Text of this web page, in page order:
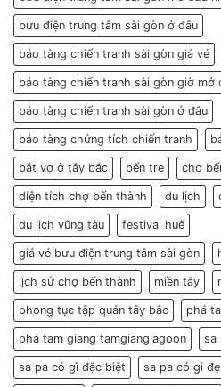
bưu điện trung tâm sài gòn ở đâu
bảo tàng chiến tranh sài gòn giá vé
bảo tàng chiến tranh sài gòn giờ mở
bảo tàng chiến tranh sài gòn ở đâu
bảo tàng chứng tích chiến tranh
bắt vợ ở tây bắc bến tre chợ
diện tích chợ bến thành du lịch
du lịch vũng tàu festival huế
giá vé bưu điện trung tâm sài gòn
lịch sử chợ bến thành miền tây
phong tục tập quán tây bắc phá
phá tam giang tamgianglagoon sa
sa pa có gì đặc biệt sa pa có gì